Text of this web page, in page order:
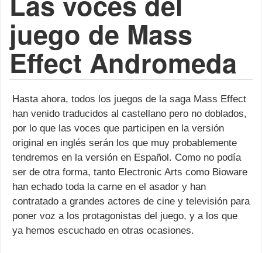
juego de Mass
Effect Andromeda
Hasta ahora, todos los juegos de la saga Mass Effect
han venido traducidos al castellano pero no doblados,
por lo que las voces que participen en la versión
original en inglés serán los que muy probablemente
tendremos en la versión en Español. Como no podía
ser de otra forma, tanto Electronic Arts como Bioware
han echado toda la carne en el asador y han
contratado a grandes actores de cine y televisión para
poner voz a los protagonistas del juego, y a los que
ya hemos escuchado en otras ocasiones.